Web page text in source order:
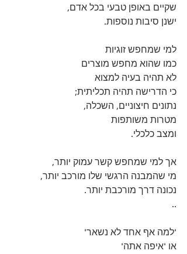
שקיים באופן טבעי בכל אדם,
ישנן סיבות נוספות.
למי שמחפש זוגיות
כמו שהוא מחפש מוצרים
לא תהיה בעיה למצוא
כי הדרישה תהיה תכליתית;
נתונים חיצוניים, השכלה,
מטרות משותפות
ומצב כלכלי.
אך למי שמחפש קשר עמוק יותר,
מי שהמבנה הרגשי שלו מורכב יותר,
נכונה דרך מורכבת יותר.
..
'למה אף אחד לא נשאר'
או 'איפה אתה'